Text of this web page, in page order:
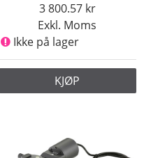
Exkl. Moms
3 800.57
Ikke på lager
KJØP